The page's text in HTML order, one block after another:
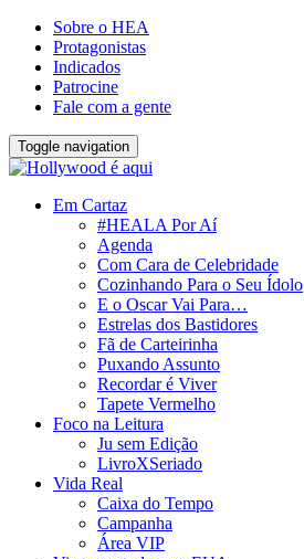
Sobre o HEA
Protagonistas
Indicados
Patrocine
Fale com a gente
Toggle navigation
Em Cartaz
#HEALA Por Aí
Agenda
Com Cara de Celebridade
Cozinhando Para o Seu Ídolo
E o Oscar Vai Para…
Estrelas dos Bastidores
Fã de Carteirinha
Puxando Assunto
Recordar é Viver
Tapete Vermelho
Foco na Leitura
Ju sem Edição
LivroXSeriado
Vida Real
Caixa do Tempo
Campanha
Área VIP